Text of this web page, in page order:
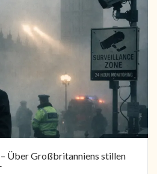
Über Großbritanniens stillen